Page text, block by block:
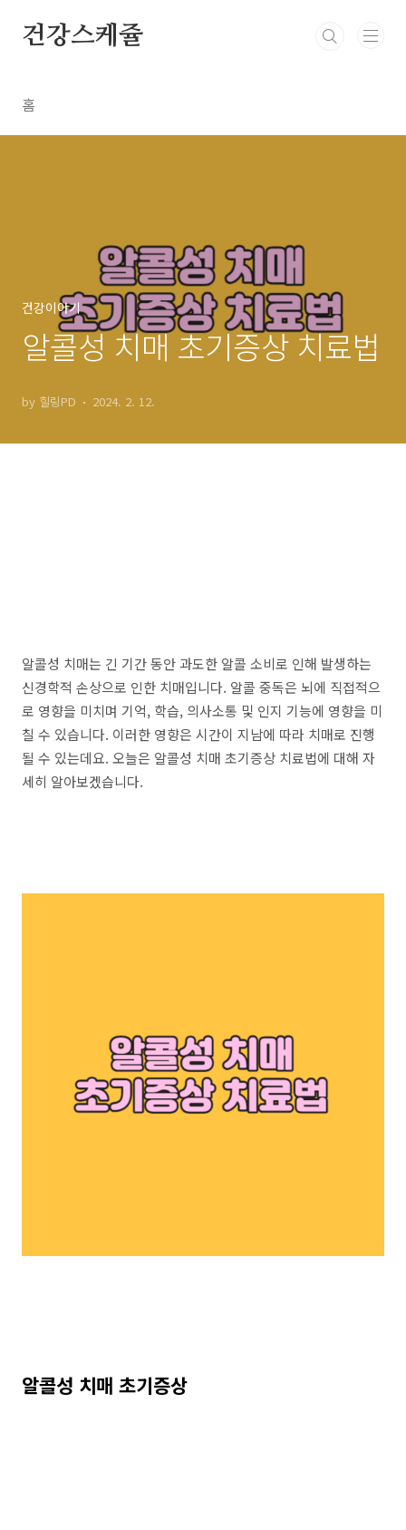
건강스케쥴
홈
건강이야기
알콜성 치매 초기증상 치료법
by 힐링PD 2024. 2. 12.
알콜성 치매는 긴 기간 동안 과도한 알콜 소비로 인해 발생하는
신경학적 손상으로 인한 치매입니다. 알콜 중독은 뇌에 직접적으
로 영향을 미치며 기억, 학습, 의사소통 및 인지 기능에 영향을 미
칠 수 있습니다. 이러한 영향은 시간이 지남에 따라 치매로 진행
될 수 있는데요. 오늘은 알콜성 치매 초기증상 치료법에 대해 자
세히 알아보겠습니다.
알콜성 치매 초기증상